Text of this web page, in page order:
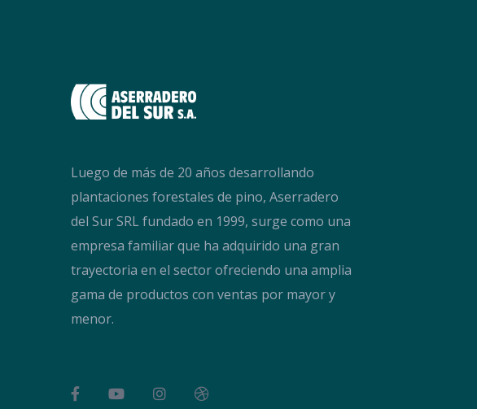
Luego de más de 20 años desarrollando
plantaciones forestales de pino, Aserradero
del Sur SRL fundado en 1999, surge como una
empresa familiar que ha adquirido una gran
trayectoria en el sector ofreciendo una amplia
gama de productos con ventas por mayor y
menor.